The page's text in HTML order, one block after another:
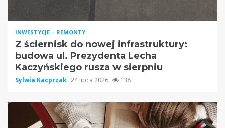
INWESTYCJE REMONTY
Z ściernisk do nowej infrastruktury:
budowa ul. Prezydenta Lecha
Kaczyńskiego rusza w sierpniu
Sylwia Kacprzak 24 lipca 2026 138